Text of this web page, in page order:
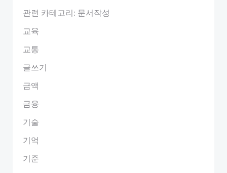
관련 카테고리: 문서작성
교육
교통
글쓰기
금액
금융
기술
기억
기준